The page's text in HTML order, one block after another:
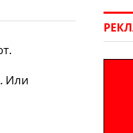
Или